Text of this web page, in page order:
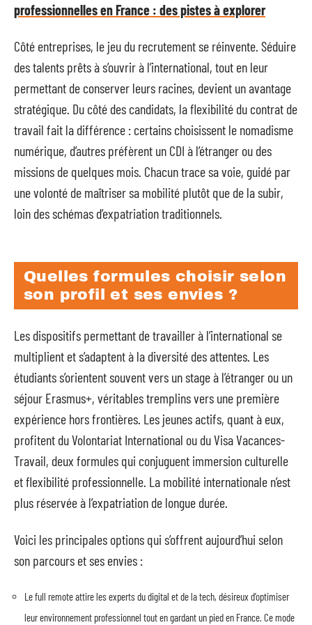
professionnelles en France : des pistes à explorer
Côté entreprises, le jeu du recrutement se réinvente. Séduire
des talents prêts à s’ouvrir à l’international, tout en leur
permettant de conserver leurs racines, devient un avantage
stratégique. Du côté des candidats, la flexibilité du contrat de
travail fait la différence : certains choisissent le nomadisme
numérique, d’autres préfèrent un CDI à l’étranger ou des
missions de quelques mois. Chacun trace sa voie, guidé par
une volonté de maîtriser sa mobilité plutôt que de la subir,
loin des schémas d’expatriation traditionnels.
Quelles formules choisir selon
son profil et ses envies ?
Les dispositifs permettant de travailler à l’international se
multiplient et s’adaptent à la diversité des attentes. Les
étudiants s’orientent souvent vers un stage à l’étranger ou un
séjour Erasmus+, véritables tremplins vers une première
expérience hors frontières. Les jeunes actifs, quant à eux,
profitent du Volontariat International ou du Visa Vacances-
Travail, deux formules qui conjuguent immersion culturelle
et flexibilité professionnelle. La mobilité internationale n’est
plus réservée à l’expatriation de longue durée.
Voici les principales options qui s’offrent aujourd’hui selon
son parcours et ses envies :
Le full remote attire les experts du digital et de la tech, désireux d’optimiser
leur environnement professionnel tout en gardant un pied en France. Ce mode